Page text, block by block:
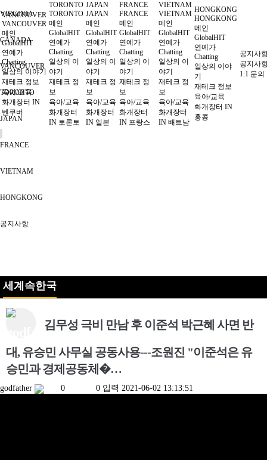
VIRGINIA
CANADA
VANCOUVER
TORONTO
JAPAN
FRANCE
VIETNAM
HONGKONG
공지사항
VANCOUVER
VANCOUVER
메인
GlobalHIT
연예가
Chatting
일상의 이야기
재테크 정보
육아/교육
화개장터 IN
벤쿠버
TORONTO
TORONTO
메인
GlobalHIT
연예가
Chatting
일상의 이
야기
재테크 정
보
육아/교육
화개장터
IN 토론토
JAPAN
JAPAN
메인
GlobalHIT
연예가
Chatting
일상의 이
야기
재테크 정
보
육아/교육
화개장터
IN 일본
FRANCE
FRANCE
메인
GlobalHIT
연예가
Chatting
일상의 이
야기
재테크 정
보
육아/교육
화개장터
IN 프랑스
VIETNAM
VIETNAM
메인
GlobalHIT
연예가
Chatting
일상의 이
야기
재테크 정
보
육아/교육
화개장터
IN 배트남
HONGKONG
HONGKONG
메인
GlobalHIT
연예가
Chatting
일상의 이야
기
재테크 정보
육아/교육
화개장터 IN
홍콩
공지사
공지사
1:1 문의
세계속한국
김무성 극비 만남 후 이준석 박근혜 사면 반
대, 유승민 사무실 공동사용---조원진 "이준석은 유
승민과 경제공동체�…
godfather 0 0 입력 2021-06-02 13:13:51